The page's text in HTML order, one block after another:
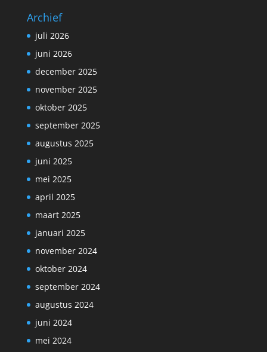
Archief
juli 2026
juni 2026
december 2025
november 2025
oktober 2025
september 2025
augustus 2025
juni 2025
mei 2025
april 2025
maart 2025
januari 2025
november 2024
oktober 2024
september 2024
augustus 2024
juni 2024
mei 2024